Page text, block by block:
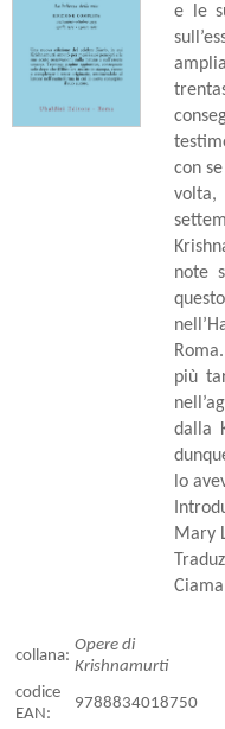
e le
con
volta,
note
più
dalla
lo
Mary
collana:
Opere di
Krishnamurti
codice
EAN:
9788834018750